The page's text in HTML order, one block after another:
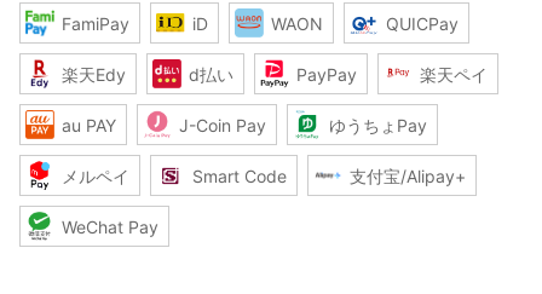
FamiPay iD WAON QUICPay
楽天Edy d払い PayPay 楽天ペイ
au PAY J-Coin Pay ゆうちょPay
メルペイ Smart Code 支付宝/Alipay+
WeChat Pay